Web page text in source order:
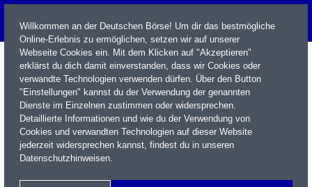
Name / WKN / ISIN / Kürzel
Willkommen an der Deutschen Börse! Um dir das bestmögliche
Online-Erlebnis zu ermöglichen, setzen wir auf unserer
Webseite Cookies ein. Mit dem Klicken auf "Akzeptieren"
erklärst du dich damit einverstanden, dass wir Cookies oder
verwandte Technologien verwenden dürfen. Über den Button
"Einstellungen" kannst du der Verwendung der genannten
Dienste im Einzelnen zustimmen oder widersprechen.
Detaillierte Informationen und wie du der Verwendung von
Cookies und verwandten Technologien auf dieser Website
jederzeit widersprechen kannst, findest du in unseren
Datenschutzhinweisen.